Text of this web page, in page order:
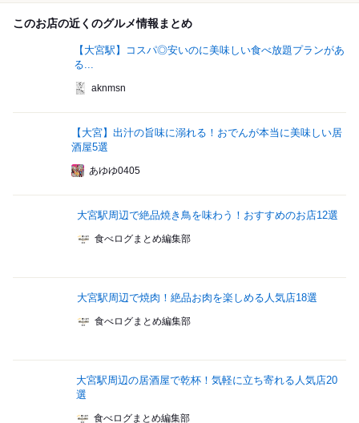
このお店の近くのグルメ情報まとめ
【大宮駅】コスパ◎安いのに美味しい食べ放題プランがあ
る...
aknmsn
【大宮】出汁の旨味に溺れる！おでんが本当に美味しい居
酒屋5選
あゆゆ0405
大宮駅周辺で絶品焼き鳥を味わう！おすすめのお店12選
食べログまとめ編集部
大宮駅周辺で焼肉！絶品お肉を楽しめる人気店18選
食べログまとめ編集部
大宮駅周辺の居酒屋で乾杯！気軽に立ち寄れる人気店20
選
食べログまとめ編集部